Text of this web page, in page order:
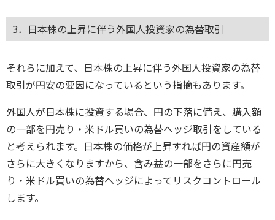
3．日本株の上昇に伴う外国人投資家の為替取引
それらに加えて、日本株の上昇に伴う外国人投資家の為替
取引が円安の要因になっているという指摘もあります。
外国人が日本株に投資する場合、円の下落に備え、購入額
の一部を円売り・米ドル買いの為替ヘッジ取引をしている
と考えられます。日本株の価格が上昇すれば円の資産額が
さらに大きくなりますから、含み益の一部をさらに円売
り・米ドル買いの為替ヘッジによってリスクコントロール
します。